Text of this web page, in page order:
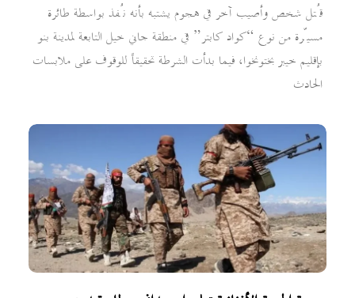
قُتل شخص وأصيب آخر في هجوم يشتبه بأنه نُفذ بواسطة طائرة
مسيّرة من نوع “كواد كابتر” في منطقة جاني خيل التابعة لمدينة بنو
بإقليم خيبر بختونخوا، فيما بدأت الشرطة تحقيقاً للوقوف على ملابسات
الحادث